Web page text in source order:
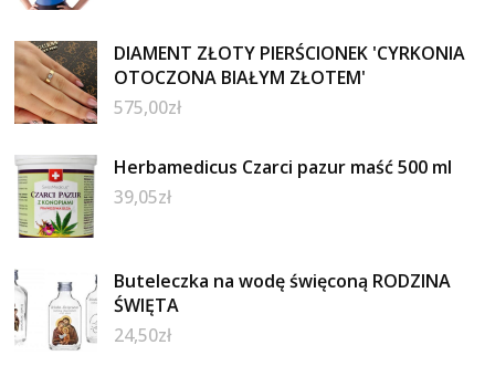
DIAMENT ZŁOTY PIERŚCIONEK 'CYRKONIA
OTOCZONA BIAŁYM ZŁOTEM'
575,00zł
Herbamedicus Czarci pazur maść 500 ml
39,05zł
Buteleczka na wodę święconą RODZINA
ŚWIĘTA
24,50zł